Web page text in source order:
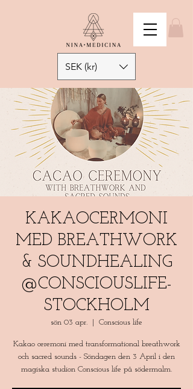
SEK (kr)
KAKAOCERMONI
MED BREATHWORK
& SOUNDHEALING
@CONSCIOUSLIFE-
STOCKHOLM
sön 03 apr. Conscious life
Kakao ceremoni med transformational breathwork
och sacred sounds - Söndagen den 3 April i den
magiska studion Conscious life på södermalm.